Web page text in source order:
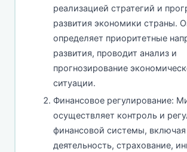
реализацией стратегий и
развития экономики страны.
определяет приоритетные
развития, проводит анализ и
прогнозирование
ситуации.
Финансовое регулирование:
осуществляет контроль и
финансовой системы,
деятельность, страхование,